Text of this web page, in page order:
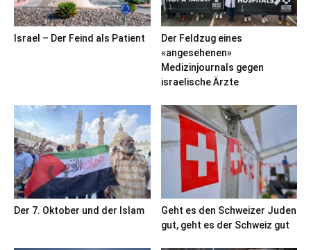
Israel – Der Feind als Patient
Der Feldzug eines
«angesehenen»
Medizinjournals gegen
israelische Ärzte
Der 7. Oktober und der Islam
Geht es den Schweizer Juden
gut, geht es der Schweiz gut